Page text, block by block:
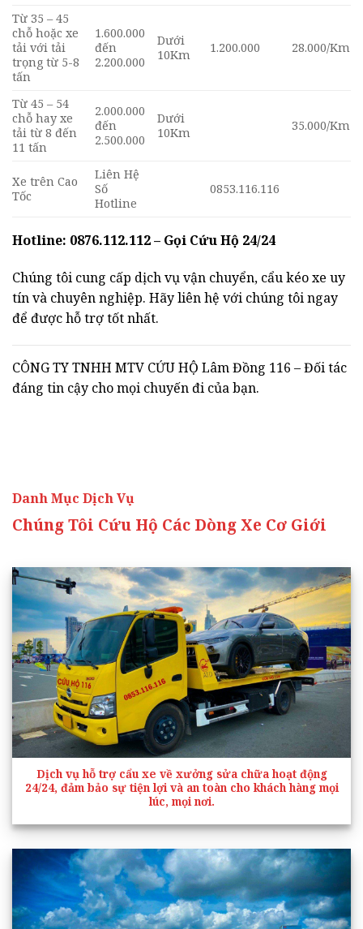
Từ 35 – 45
chỗ hoặc xe
tải với tải
trọng từ 5-8
tấn
1.600.000
đến
2.200.000
Dưới
10Km
1.200.000 28.000/Km
Từ 45 – 54
chỗ hay xe
tải từ 8 đến
11 tấn
2.000.000
đến
2.500.000
Dưới
10Km
35.000/Km
Xe trên Cao
Tốc
Liên Hệ
Số
Hotline
0853.116.116
Hotline: 0876.112.112 – Gọi Cứu Hộ 24/24
Chúng tôi cung cấp dịch vụ vận chuyển, cẩu kéo xe uy
tín và chuyên nghiệp. Hãy liên hệ với chúng tôi ngay
để được hỗ trợ tốt nhất.
CÔNG TY TNHH MTV CỨU HỘ Lâm Đồng 116 – Đối tác
đáng tin cậy cho mọi chuyến đi của bạn.
Danh Mục Dịch Vụ
Chúng Tôi Cứu Hộ Các Dòng Xe Cơ Giới
Dịch vụ hỗ trợ cẩu xe về xưởng sửa chữa hoạt động
24/24, đảm bảo sự tiện lợi và an toàn cho khách hàng mọi
lúc, mọi nơi.